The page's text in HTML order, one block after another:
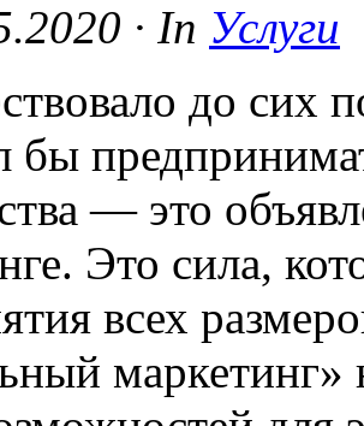
· In Услуги
до сих
бы
— это
Это сила,
всех
маркетинг»